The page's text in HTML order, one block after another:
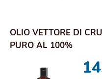
OLIO VETTORE DI
PURO AL 100%